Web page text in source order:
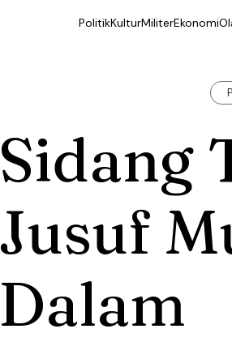
PolitikKulturMiliterEkonomi
Sidang
Jusuf
Dalam